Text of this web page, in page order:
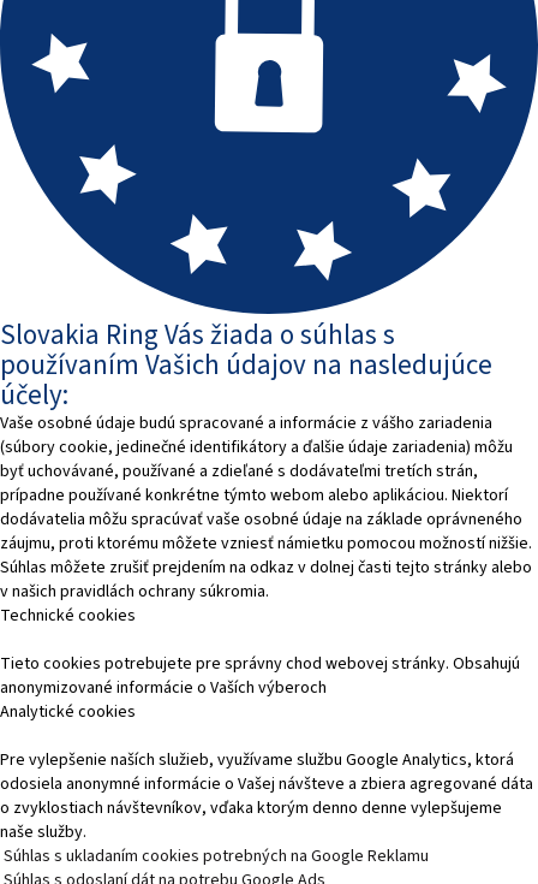
Slovakia Ring Vás žiada o súhlas s
používaním Vašich údajov na nasledujúce
účely:
Vaše osobné údaje budú spracované a informácie z vášho zariadenia
(súbory cookie, jedinečné identifikátory a ďalšie údaje zariadenia) môžu
byť uchovávané, používané a zdieľané s dodávateľmi tretích strán,
prípadne používané konkrétne týmto webom alebo aplikáciou. Niektorí
dodávatelia môžu spracúvať vaše osobné údaje na základe oprávneného
záujmu, proti ktorému môžete vzniesť námietku pomocou možností nižšie.
Súhlas môžete zrušiť prejdením na odkaz v dolnej časti tejto stránky alebo
v našich pravidlách ochrany súkromia.
Technické cookies
Tieto cookies potrebujete pre správny chod webovej stránky. Obsahujú
anonymizované informácie o Vaších výberoch
Analytické cookies
Pre vylepšenie naších služieb, využívame službu Google Analytics, ktorá
odosiela anonymné informácie o Vašej návšteve a zbiera agregované dáta
o zvyklostiach návštevníkov, vďaka ktorým denno denne vylepšujeme
naše služby.
Súhlas s ukladaním cookies potrebných na Google Reklamu